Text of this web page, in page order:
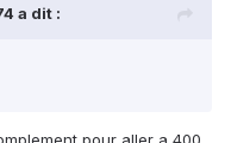
a dit :